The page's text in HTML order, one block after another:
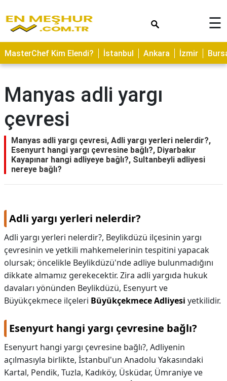
ASTROLOJİ
SAĞLIK
TARİFLERİ
GEZİLECEK
YERLER
CİLT
BAKIMI
NEDİR
HAMİLELİK
KAPLICALAR
İLETİŞİM
☰
MasterChef Kim Elendi? İstanbul Ankara İzmir
Manyas adli yargı
çevresi
Manyas adli yargı çevresi, Adli yargı yerleri nelerdir?,
Esenyurt hangi yargı çevresine bağlı?, Diyarbakır
Kayapınar hangi adliyeye bağlı?, Sultanbeyli adliyesi
nereye bağlı?
Adli yargı yerleri nelerdir?
Adli yargı yerleri nelerdir?, Beylikdüzü ilçesinin yargı
çevresinin ve yetkili mahkemelerinin tespitini yapacak
olursak; öncelikle Beylikdüzü'nde adliye bulunmadığını
dikkate almamız gerekecektir. Zira adli yargıda hukuk
davaları yönünden Beylikdüzü, Esenyurt ve
Büyükçekmece ilçeleri Büyükçekmece Adliyesi yetkilidir.
Esenyurt hangi yargı çevresine bağlı?
Esenyurt hangi yargı çevresine bağlı?, Adliyenin
açılmasıyla birlikte, İstanbul'un Anadolu Yakasındaki
Kartal, Pendik, Tuzla, Kadıköy, Üsküdar, Ümraniye ve